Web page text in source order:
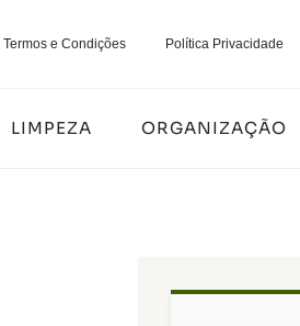
Termos e Condições Política Privacidade
LIMPEZA ORGANIZAÇÃO